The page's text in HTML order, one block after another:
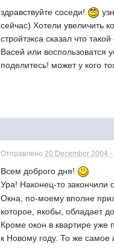
здравствуйте соседи!
сейчас) Хотели увеличить
стройтэкса сказал что
Васей или воспользоватся
поделитесь! может у кого
Отправлено20 December 2004 -
Всем доброго дня!
Ура! Наконец-то закончили
Окна, по-моему вполне
которое, якобы, обладает
Кроме окон в квартире уже
к Новому году. То же самое